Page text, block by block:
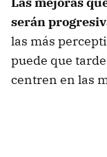
serán
las más
puede que
centren en las